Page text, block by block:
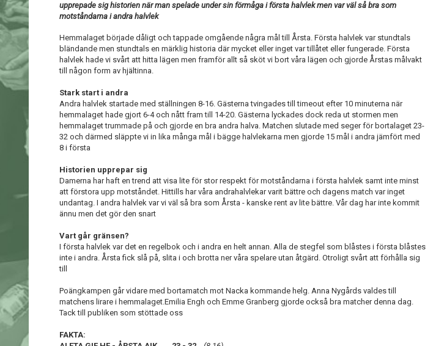
upprepade sig historien när man spelade under sin förmåga i första halvlek men var väl så bra som
motståndarna i andra halvlek
Hemmalaget började dåligt och tappade omgående några mål till Årsta. Första halvlek var stundtals
bländande men stundtals en märklig historia där mycket eller inget var tillåtet eller fungerade. Första
halvlek hade vi svårt att hitta lägen men framför allt så sköt vi bort våra lägen och gjorde Årstas målvakt
till någon form av hjältinna.
Stark start i andra
Andra halvlek startade med ställningen 8-16. Gästerna tvingades till timeout efter 10 minuterna när
hemmalaget hade gjort 6-4 och nått fram till 14-20. Gästerna lyckades dock reda ut stormen men
hemmalaget trummade på och gjorde en bra andra halva. Matchen slutade med seger för bortalaget 23-
32 och därmed släppte vi in lika många mål i bägge halvlekarna men gjorde 15 mål i andra jämfört med
8 i första
Historien upprepar sig
Damerna har haft en trend att visa lite för stor respekt för motståndarna i första halvlek samt inte minst
att förstora upp motståndet. Hittills har våra andrahalvlekar varit bättre och dagens match var inget
undantag. I andra halvlek var vi väl så bra som Årsta - kanske rent av lite bättre. Vår dag har inte kommit
ännu men det gör den snart
Vart går gränsen?
I första halvlek var det en regelbok och i andra en helt annan. Alla de stegfel som blåstes i första blåstes
inte i andra. Årsta fick slå på, slita i och brotta ner våra spelare utan åtgärd. Otroligt svårt att förhålla sig
till
Poängkampen går vidare med bortamatch mot Nacka kommande helg. Anna Nygårds valdes till
matchens lirare i hemmalaget.Emilia Engh och Emme Granberg gjorde också bra matcher denna dag.
Tack till publiken som stöttade oss
FAKTA: